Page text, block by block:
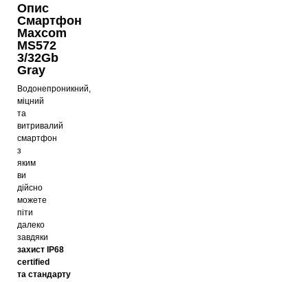
Опис
Смартфон
Maxcom
MS572
3/32Gb
Gray
Водонепроникний,
міцний
та
витривалий
смартфон
з
яким
ви
дійсно
можете
піти
далеко
завдяки
захист IP68
certified
та стандарту